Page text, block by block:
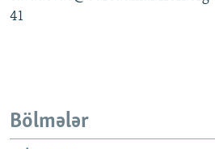
41
Bölmələr